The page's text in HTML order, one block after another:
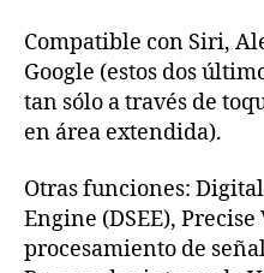
Compatible con Siri,
Google (estos dos
tan sólo a través de
en área extendida).
Otras funciones:
Engine (DSEE),
procesamiento de